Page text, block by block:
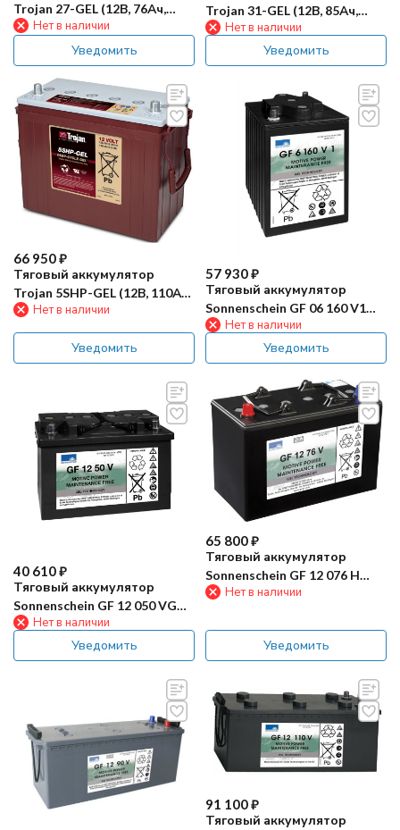
Trojan 27-GEL (12В, 76Ач,
GEL)Нет в наличии
Уведомить
Trojan 31-GEL (12В, 85Ач,
GEL)Нет в наличии
Уведомить
66 950₽
Тяговый аккумулятор
Trojan 5SHP-GEL (12В, 110Ач,
GEL)Нет в наличии
Уведомить
57 930₽
Тяговый аккумулятор
Sonnenschein GF 06 160 V1
(160Ач, GEL)
Нет в наличии
Уведомить
40 610₽
Тяговый аккумулятор
Sonnenschein GF 12 050 VG
(50Ач, GEL)
Нет в наличии
Уведомить
65 800₽
Тяговый аккумулятор
Sonnenschein GF 12 076 H
(76Ач, GEL)
Нет в наличии
Уведомить
91 100₽
Тяговый аккумулятор